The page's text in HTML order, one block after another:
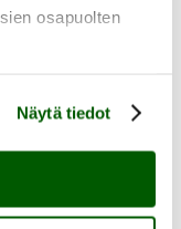
osapuolten
Näytä tiedot
Virtuaalimuseo